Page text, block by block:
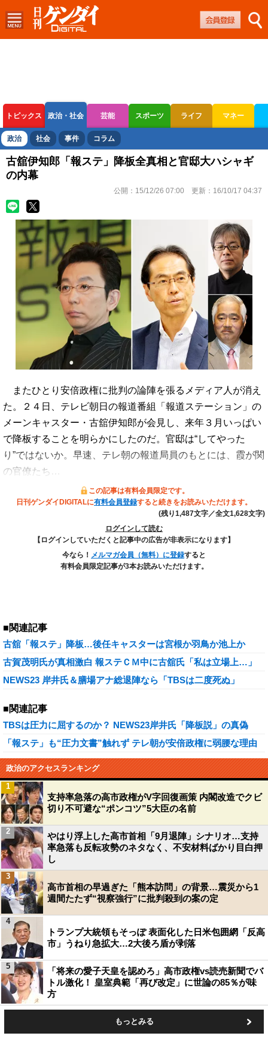
トピックス 政治・社会 芸能 スポーツ ライフ マネー
ボートレース 競輪 オートレース
政治 社会 事件 コラム
古舘伊知郎「報ステ」降板全真相と官邸大ハシャギ
の内幕
公開： 15/12/26 07:00 更新： 16/10/17 04:37
またひとり安倍政権に批判の論陣を張るメディア人が消え
た。２４日、テレビ朝日の報道番組「報道ステーション」の
メーンキャスター・古舘伊知郎が会見し、来年３月いっぱい
で降板することを明らかにしたのだ。官邸は“してやった
り”ではないか。早速、テレ朝の報道局員のもとには、霞が関
の官僚たち…
この記事は有料会員限定です。
日刊ゲンダイDIGITALに有料会員登録すると続きをお読みいただけます。
(残り1,487文字／全文1,628文字)
ログインして読む
【ログインしていただくと記事中の広告が非表示になります】
今なら！ メルマガ会員（無料）に登録すると
有料会員限定記事が3本お読みいただけます。
■関連記事
古舘「報ステ」降板…後任キャスターは宮根か羽鳥か池上か
古賀茂明氏が真相激白 報ステＣＭ中に古舘氏「私は立場上…」
NEWS23 岸井氏＆膳場アナ総退陣なら「TBSは二度死ぬ」
■関連記事
TBSは圧力に屈するのか？ NEWS23岸井氏「降板説」の真偽
「報ステ」も“圧力文書”触れず テレ朝が安倍政権に弱腰な理由
政治のアクセスランキング
支持率急落の高市政権がV字回復画策 内閣改造でクビ
切り不可避な“ポンコツ”5大臣の名前
1
やはり浮上した高市首相「9月退陣」シナリオ…支持
率急落も反転攻勢のネタなく、不安材料ばかり目白押
し
2
高市首相の早過ぎた「熊本訪問」の背景…震災から1
週間たたず“視察強行”に批判殺到の案の定
3
トランプ大統領もそっぽ 表面化した日米包囲網「反高
市」うねり急拡大…2大後ろ盾が剥落
4
「将来の愛子天皇を認めろ」高市政権vs読売新聞でバ
トル激化！ 皇室典範「再び改定」に世論の85％が味
方
5
もっとみる